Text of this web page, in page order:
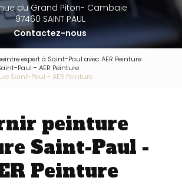
du Grand Piton- Cambaie
97460 SAINT PAUL
Contactez-nous
expert à Saint-Paul avec AER Peinture
Paul - AER Peinture
Saint-Paul - AER Peinture
peinture
Saint-Paul -
Peinture